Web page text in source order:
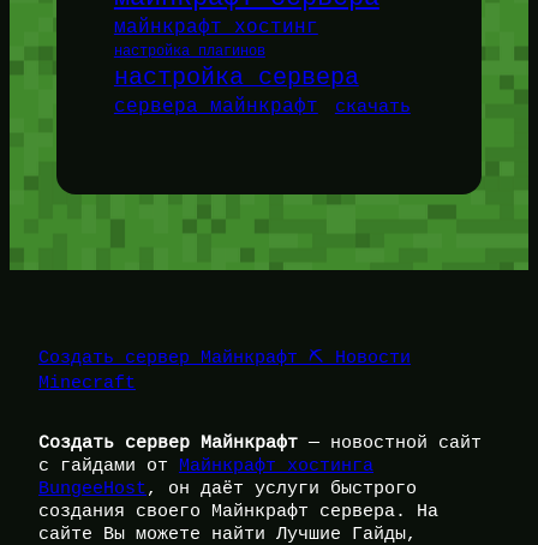
майнкрафт хостинг
настройка плагинов
настройка сервера
сервера майнкрафт скачать
Создать сервер Майнкрафт ⛏️ Новости
Minecraft
Создать сервер Майнкрафт — новостной сайт
с гайдами от Майнкрафт хостинга
BungeeHost, он даёт услуги быстрого
создания своего Майнкрафт сервера. На
сайте Вы можете найти Лучшие Гайды,